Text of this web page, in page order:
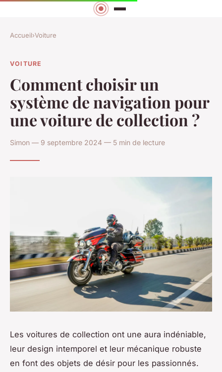
Accueil›Voiture
VOITURE
Comment choisir un
système de navigation pour
une voiture de collection ?
Simon — 9 septembre 2024 — 5 min de lecture
Les voitures de collection ont une aura indéniable,
leur design intemporel et leur mécanique robuste
en font des objets de désir pour les passionnés.